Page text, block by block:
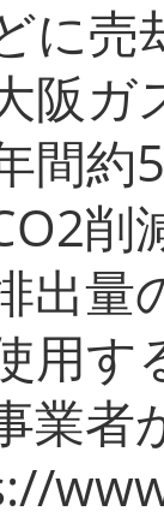
に売
阪ガ
間約
出量
用す
業者